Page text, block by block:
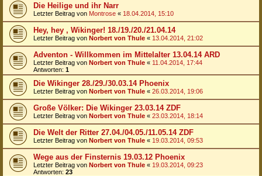
Die Heilige und ihr Narr
Letzter Beitrag von Montrose « 18.04.2014, 15:10
Hey, hey , Wikinger! 18./19./20./21.04.14
Letzter Beitrag von Norbert von Thule « 13.04.2014, 21:02
Adventon - Willkommen im Mittelalter 13.04.14 ARD
Letzter Beitrag von Norbert von Thule « 11.04.2014, 17:44
Antworten: 1
Die Wikinger 28./29./30.03.14 Phoenix
Letzter Beitrag von Norbert von Thule « 26.03.2014, 19:06
Große Völker: Die Wikinger 23.03.14 ZDF
Letzter Beitrag von Norbert von Thule « 23.03.2014, 18:14
Die Welt der Ritter 27.04./04.05./11.05.14 ZDF
Letzter Beitrag von Norbert von Thule « 19.03.2014, 09:53
Wege aus der Finsternis 19.03.12 Phoenix
Letzter Beitrag von Norbert von Thule « 19.03.2014, 09:23
Antworten: 23